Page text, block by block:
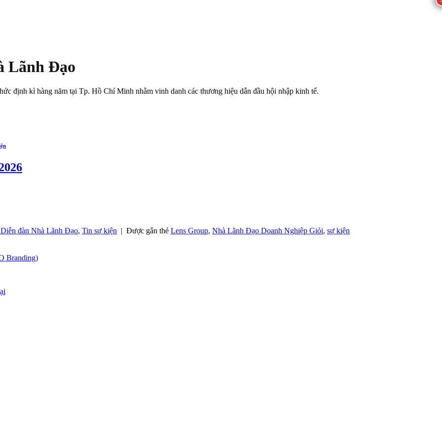
Branding)
Lãnh Đạo
định kì hàng năm tại Tp. Hồ Chí Minh nhằm vinh danh các thương hiệu dẫn đầu hội nhập kinh tế.
đàn Nhà Lãnh Đạo, Tin sự kiện | Được gắn thẻ Lens Group, Nhà Lãnh Đạo Doanh Nghiệp Giỏi, sự kiện